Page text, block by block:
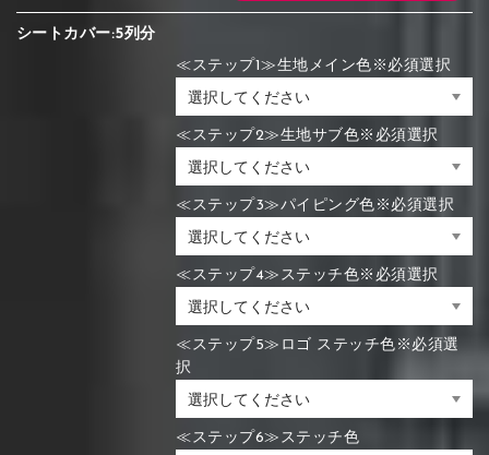
シートカバー:5列分
≪ステップ1≫生地メイン色※必須選択
≪ステップ2≫生地サブ色※必須選択
≪ステップ3≫パイピング色※必須選択
≪ステップ4≫ステッチ色※必須選択
≪ステップ5≫ロゴ ステッチ色※必須選
択
≪ステップ6≫ステッチ色